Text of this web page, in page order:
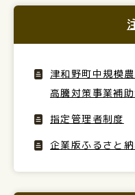
津和野町中規模
高騰対策事業補
指定管理者制度
企業版ふるさと